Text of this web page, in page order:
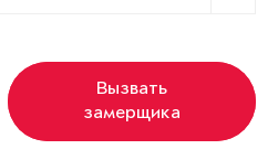
Вызвать
замерщика